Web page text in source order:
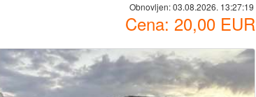
Obnovljen:03.08.2026. 13:27:19
Cena: 20,00 EUR